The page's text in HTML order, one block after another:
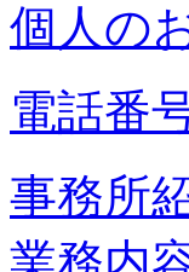
個人の
電話番
事務所